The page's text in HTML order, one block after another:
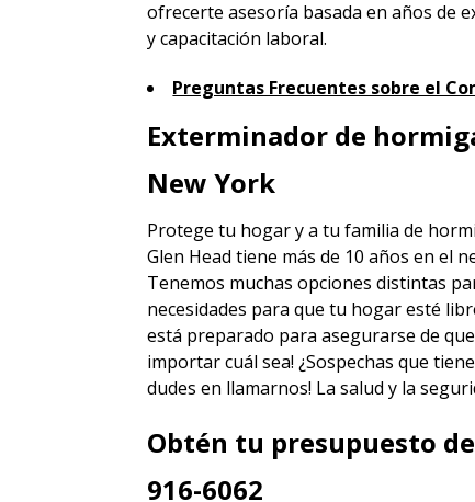
ofrecerte asesoría basada en años de
y capacitación laboral.
Preguntas Frecuentes sobre el
Exterminador de
New York
Protege tu hogar y a tu familia de
Glen Head tiene más de 10 años en el
Tenemos muchas opciones distintas
necesidades para que tu hogar esté
está preparado para asegurarse de
importar cuál sea! ¿Sospechas que
dudes en llamarnos! La salud y la
Obtén tu presupuesto
916-6062